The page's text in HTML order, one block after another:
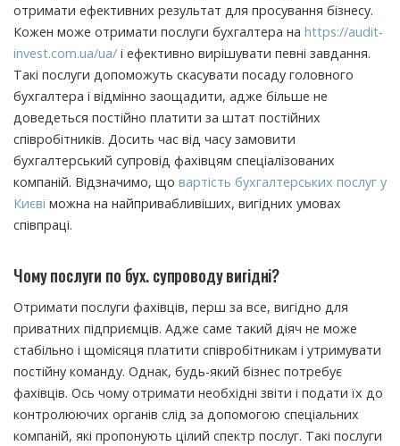
отримати ефективних результат для просування бізнесу.
Кожен може отримати послуги бухгалтера на https://audit-
invest.com.ua/ua/ і ефективно вирішувати певні завдання.
Такі послуги допоможуть скасувати посаду головного
бухгалтера і відмінно заощадити, адже більше не
доведеться постійно платити за штат постійних
співробітників. Досить час від часу замовити
бухгалтерський супровід фахівцям спеціалізованих
компаній. Відзначимо, що вартість бухгалтерських послуг у
Києві можна на найпривабливіших, вигідних умовах
співпраці.
Чому послуги по бух. супроводу вигідні?
Отримати послуги фахівців, перш за все, вигідно для
приватних підприємців. Адже саме такий діяч не може
стабільно і щомісяця платити співробітникам і утримувати
постійну команду. Однак, будь-який бізнес потребує
фахівців. Ось чому отримати необхідні звіти і подати їх до
контролюючих органів слід за допомогою спеціальних
компаній, які пропонують цілий спектр послуг. Такі послуги